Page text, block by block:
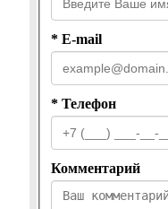
* E-mail
* Телефон
Комментарий